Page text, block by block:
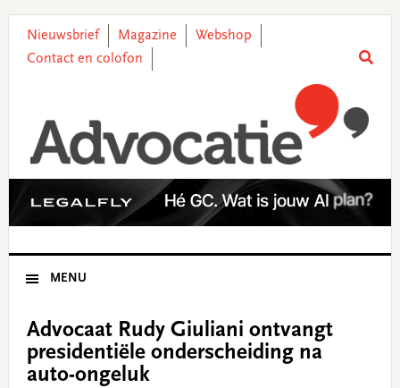
primary
main
primary
footer
Nieuwsbrief Magazine
Webshop
Contact en colofon
MENU
Advocaat Rudy Giuliani ontvangt
presidentiële onderscheiding na
auto-ongeluk